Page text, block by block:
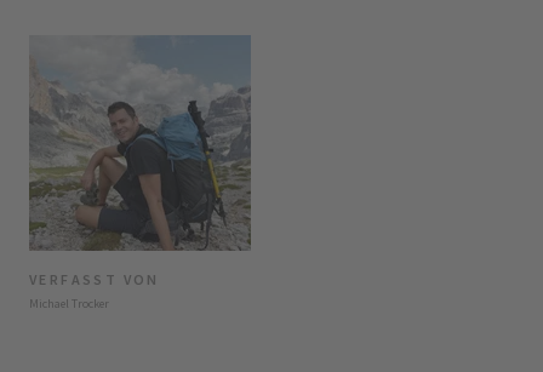
VERFASST VON
Michael Trocker